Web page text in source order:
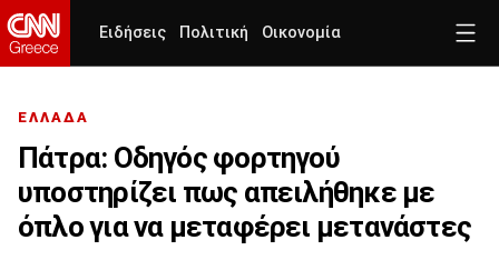
Ειδήσεις Πολιτική Οικονομία
ΕΛΛΑΔΑ
Πάτρα: Οδηγός φορτηγού
υποστηρίζει πως απειλήθηκε με
όπλο για να μεταφέρει μετανάστες